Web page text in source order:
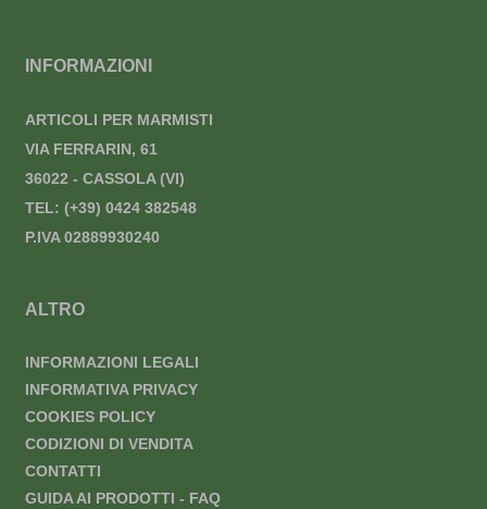
INFORMAZIONI
ARTICOLI PER MARMISTI
VIA FERRARIN, 61
36022 - CASSOLA (VI)
TEL: (+39) 0424 382548
P.IVA 02889930240
ALTRO
INFORMAZIONI LEGALI
INFORMATIVA PRIVACY
COOKIES POLICY
CODIZIONI DI VENDITA
CONTATTI
GUIDA AI PRODOTTI - FAQ